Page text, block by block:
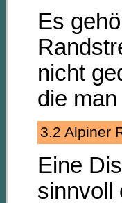
Es
nicht
die
3.2 Alpiner
Eine
sinnvoll